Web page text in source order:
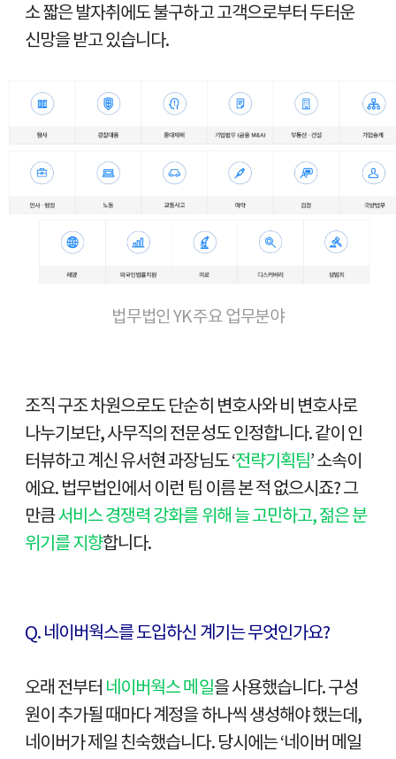
소 짧은 발자취에도 불구하고 고객으로부터 두터운
신망을 받고 있습니다.
법무법인 YK 주요 업무분야
조직 구조 차원으로도 단순히 변호사와 비 변호사로
나누기보단, 사무직의 전문성도 인정합니다. 같이 인
터뷰하고 계신 유서현 과장님도 ‘전략기획팀’ 소속이
에요. 법무법인에서 이런 팀 이름 본 적 없으시죠? 그
만큼서비스 경쟁력 강화를 위해 늘 고민하고, 젊은 분
위기를 지향합니다.
Q. 네이버웍스를 도입하신 계기는 무엇인가요?
오래 전부터 네이버웍스 메일을 사용했습니다. 구성
원이 추가될 때마다 계정을 하나씩 생성해야 했는데,
네이버가 제일 친숙했습니다. 당시에는 ‘네이버 메일